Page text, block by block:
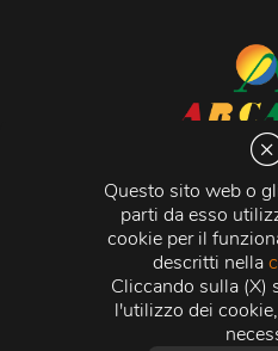
Questo sito web o
parti da esso
cookie per il
descritti nella
Cliccando sulla (X)
l'utilizzo dei
Via Martiri
C.C.I.A.A. - R.E.A
Registro delle Imprese di
Fiscale e Partita Iva
Credits:Crea Informatica